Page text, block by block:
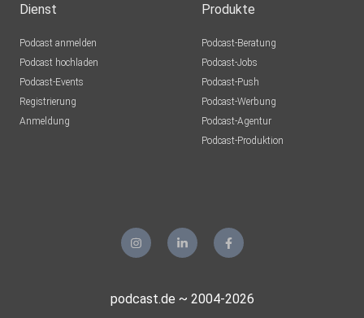
Ückücks Website: https://ueckueck.uber.space
Dienst
Podcast anmelden
Podcast hochladen
Podcast-Events
Registrierung
Anmeldung
Produkte
Podcast-Beratung
Podcast-Jobs
Podcast-Push
Podcast-Werbung
Podcast-Agentur
Podcast-Produktion
podcast.de ~ 2004-2026